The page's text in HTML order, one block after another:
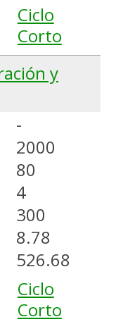
Ciclo
Corto
y
-
2000
80
4
300
8.78
526.68
Ciclo
Corto